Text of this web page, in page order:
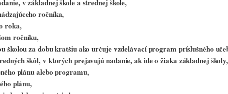
v základnej škole a strednej škole,
ročníka,
roka,
ročníku,
školou za dobu kratšiu ako určuje vzdelávací program príslušného
škôl, v ktorých prejavujú nadanie, ak ide o žiaka základnej školy,
plánu alebo programu,
plánu,